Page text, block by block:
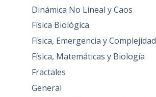
Dinámica No Lineal y Caos
Física Biológica
Física, Emergencia y Complejidad
Física, Matemáticas y Biología
Fractales
General